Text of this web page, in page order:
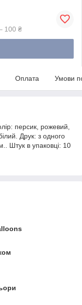
100 ₴
Оплата Умови
персик, рожевий,
Друк: з одного
Штук в упаковці: 10